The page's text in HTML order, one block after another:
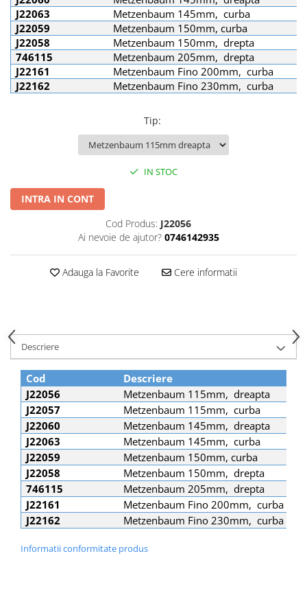
Forceps de camp
Forceps Reducere & Fixatori
Motoare Ortopedie
Mulare Placi
Pensa si Forceps
Port ac
Tintire (Aiming)
Plăci L, T și Mesh
Plăci Neblocate
Plăci Reconstrucție
Plăci TPLO Blocate
Plăci Tubulare
Șuruburi Corticale
Șuruburi Locking
Șuruburi TORX Locking
Placi Blocate 2.7
Placi Blocate 3.5
Placi DHCP
Placi Neblocate 1.5
Placi Neblocate 2.7
Proteza Calcaneus
Saibe
SpinoFix Coloana
Suruburi Ancora
Suruburi Blocate HEX
Suruburi Corticale
Suruburi Spongie
TTA
J22063
Metzenbaum 145mm, curba
J22059
Metzenbaum 150mm, curba
J22058
Metzenbaum 150mm, drepta
746115
Metzenbaum 205mm, drepta
J22161
Metzenbaum Fino 200mm, curba
J22162
Metzenbaum Fino 230mm, curba
Tip:
IN STOC
INTRA IN CONT
Cod Produs: J22056
Ai nevoie de ajutor? 0746142935
Adauga la Favorite Cere informatii
Descriere
Cod
Descriere
J22056
Metzenbaum 115mm, dreapta
J22057
Metzenbaum 115mm, curba
J22060
Metzenbaum 145mm, dreapta
J22063
Metzenbaum 145mm, curba
J22059
Metzenbaum 150mm, curba
J22058
Metzenbaum 150mm, drepta
746115
Metzenbaum 205mm, drepta
J22161
Metzenbaum Fino 200mm, curba
J22162
Metzenbaum Fino 230mm, curba
Informatii conformitate produs